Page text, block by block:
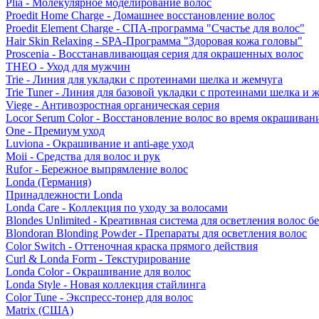
Plia - Молекулярное моделирование волос
Proedit Home Charge - Домашнее восстановление волос
Proedit Element Charge - СПА-программа "Счастье для волос"
Hair Skin Relaxing - SPA-Программа "Здоровая кожа головы"
Proscenia - Восстанавливающая серия для окрашенных волос
THEO - Уход для мужчин
Trie - Линия для укладки с протеинами шелка и жемчуга
Trie Tuner - Линия для базовой укладки с протеинами шелка и
Viege - Антивозростная органическая серия
Locor Serum Color - Восстановление волос во время
One - Премиум уход
Luviona - Окрашивание и anti-age уход
Moii - Средства для волос и рук
Rufor - Бережное выпрямление волос
Londa (Германия)
Принадлежности Londa
Londa Care - Коллекция по уходу за волосами
Blondes Unlimited - Креативная система для осветления волос
Blondoran Blonding Powder - Препараты для осветления волос
Color Switch - Оттеночная краска прямого действия
Curl & Londa Form - Текстурирование
Londa Color - Окрашивание для волос
Londa Style - Новая коллекция стайлинга
Color Tune - Экспресс-тонер для волос
Matrix (США)